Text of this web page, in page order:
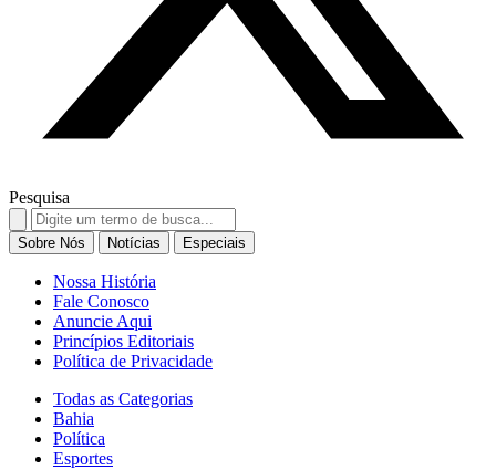
Pesquisa
Search
for:
Sobre Nós Notícias Especiais
Nossa História
Fale Conosco
Anuncie Aqui
Princípios Editoriais
Política de Privacidade
Todas as Categorias
Bahia
Política
Esportes